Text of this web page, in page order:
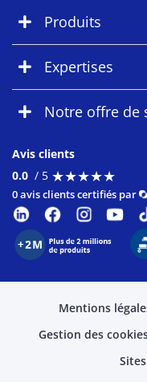
Produits
Expertises
Notre offre de
Avis clients
0.0 / 5 ★★★★★
★★★★★
0 avis clients certifiés par
Mentions
Gestion des